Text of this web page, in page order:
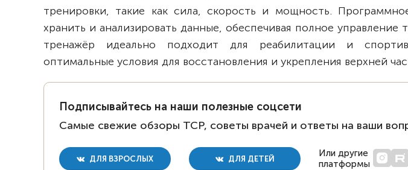
тренировки, такие как сила, скорость и мощность.
хранить и анализировать данные, обеспечивая полное
тренажёр идеально подходит для реабилитации и
оптимальные условия для восстановления и укрепления верхней
Подписывайтесь на наши полезные соцсети
Самые свежие обзоры ТСР, советы врачей и ответы на ваши
ДЛЯ ВЗРОСЛЫХ ДЛЯ ДЕТЕЙ
Или другие
платформы